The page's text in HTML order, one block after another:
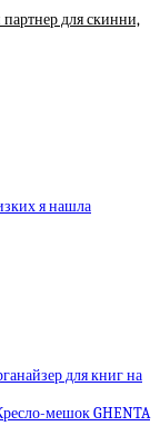
для скинни,
я нашла
для книг на
мешок GHENTA